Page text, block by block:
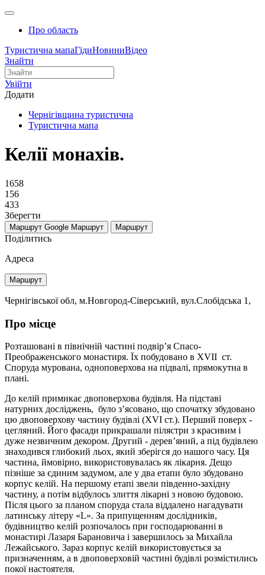
Про область
Туристична мапаГідиНовиниВідео
Знайти
Увійти
Додати
Чернігівщина туристична
Туристична мапа
Келії монахів.
1658
156
433
Зберегти
Маршрут Google Маршрут Маршрут
Поділитись
Адреса
Маршрут
Чернігівської обл, м.Новгород-Сіверський, вул.Слобідська 1,
Про місце
Розташовані в північній частині подвір’я Спасо-
Преображенського монастиря. Їх побудовано в ХVІІ ст.
Споруда мурована, одноповерхова на підвалі, прямокутна в
плані.
До келій примикає двоповерхова будівля. На підставі
натурних досліджень, було з’ясовано, що спочатку збудовано
цю двоповерхову частину будівлі (ХVІ ст.). Перший поверх -
цегляний. Його фасади прикрашали пілястри з красивим і
дуже незвичним декором. Другий - дерев’яний, а під будівлею
знаходився глибокий льох, який зберігся до нашого часу. Ця
частина, ймовірно, використовувалась як лікарня. Дещо
пізніше за єдиним задумом, але у два етапи було збудовано
корпус келій. На першому етапі звели південно-західну
частину, а потім відбулось злиття лікарні з новою будовою.
Після цього за планом споруда стала віддалено нагадувати
латинську літеру «L». За припущенням дослідників,
будівництво келій розпочалось при господарюванні в
монастирі Лазаря Барановича і завершилось за Михайла
Лежайського. Зараз корпус келій використовується за
призначенням, а в двоповерховій частині будівлі розмістились
покої настоятеля.